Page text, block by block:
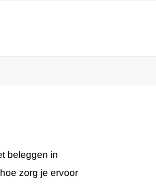
beleggen in
zorg je ervoor